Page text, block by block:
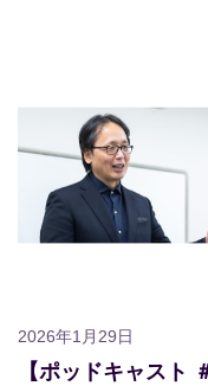
2026年1月29日
【ポッドキャスト